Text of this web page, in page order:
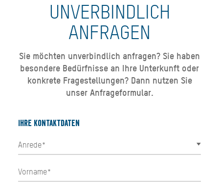
UNVERBINDLICH
ANFRAGEN
Sie möchten unverbindlich anfragen? Sie haben
besondere Bedürfnisse an Ihre Unterkunft oder
konkrete Fragestellungen? Dann nutzen Sie
unser Anfrageformular.
Ihre Kontaktdaten